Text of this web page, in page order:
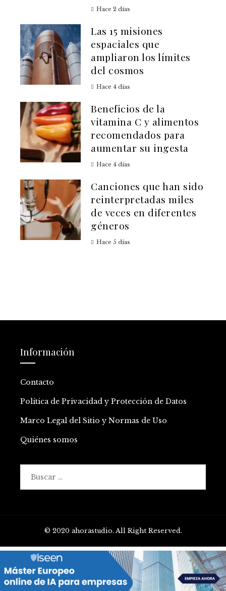
Hace 2 días
Las 15 misiones
espaciales que
ampliaron los límites
del cosmos
Hace 4 días
Beneficios de la
vitamina C y alimentos
recomendados para
aumentar su ingesta
Hace 4 días
Canciones que han sido
reinterpretadas miles
de veces en diferentes
géneros
Hace 5 días
Información
Contacto
Política de Privacidad y Protección de Datos
Marco Legal del Sitio y Normas de Uso
Quiénes somos
© 2020 ahorastudio. All Right Reserved.